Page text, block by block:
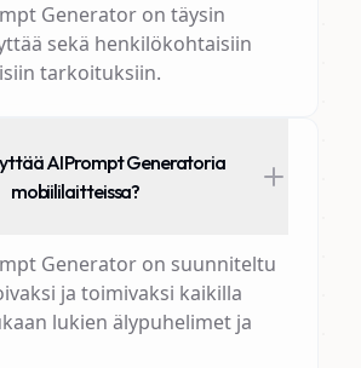
Generator on täysin
sekä henkilökohtaisiin
tarkoituksiin.
AI Prompt Generatoria
mobiililaitteissa?
Generator on suunniteltu
ja toimivaksi kaikilla
lukien älypuhelimet ja